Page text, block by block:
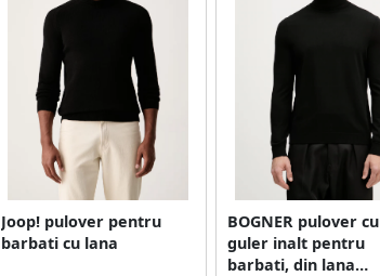
Joop! pulover pentru
barbati cu lana
BOGNER pulover cu
guler inalt pentru
barbati, din lana